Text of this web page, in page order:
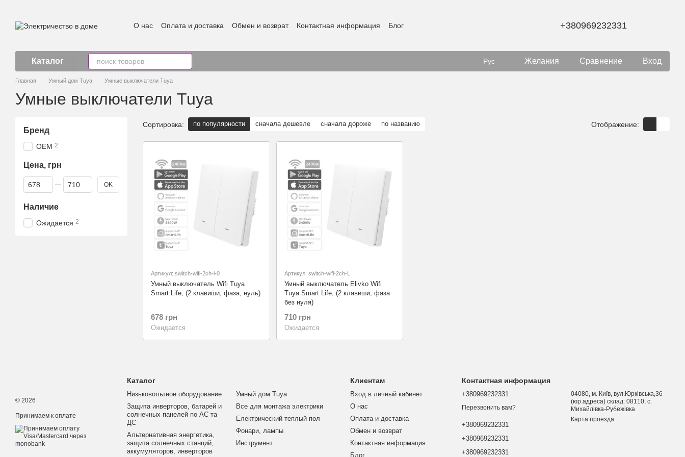
О нас Оплата и доставка Обмен и возврат Контактная информация Блог +380969232331
Каталог Рус Желания Сравнение Вход
Главная Умный дом Tuya Умные выключатели Tuya
Умные выключатели Tuya
Сортировка: по популярности сначала дешевле сначала дороже по названию Отображение:
Артикул: switch-wifi-2ch-l-0
Умный выключатель Wifi Tuya
Smart Life, (2 клавиши, фаза, нуль)
678 грн
Ожидается
Артикул: switch-wifi-2ch-L
Умный выключатель Elivko Wifi
Tuya Smart Life, (2 клавиши, фаза
без нуля)
710 грн
Ожидается
Бренд
OEM 2
Цена, грн
От Цена, грн
До Цена, грн OK
Наличие
Ожидается 2
© 2026
Принимаем к оплате
Каталог
Низьковольтное оборудование
Защита инверторов, батарей и
солнечных панелей по АС та
ДС
Альтернативная энергетика,
защита солнечных станций,
аккумуляторов, инверторов
Умный дом Tuya
Все для монтажа электрики
Електрический теплый пол
Фонари, лампы
Инструмент
Клиентам
Вход в личный кабинет
О нас
Оплата и доставка
Обмен и возврат
Контактная информация
Блог
Контактная информация
+380969232331
Перезвонить вам?
+380969232331
+380969232331
+380969232331
04080, м. Київ, вул.Юрківська,36
(юр.адреса) склад: 08110, с.
Михайлівка-Рубежівка
Карта проезда